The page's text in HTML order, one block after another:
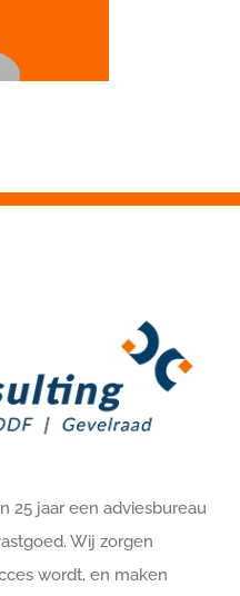
25 jaar een adviesbureau
Wij zorgen
wordt, en maken